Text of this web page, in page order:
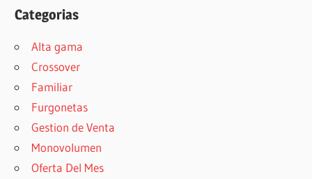
Categorias
Alta gama
Crossover
Familiar
Furgonetas
Gestion de Venta
Monovolumen
Oferta Del Mes